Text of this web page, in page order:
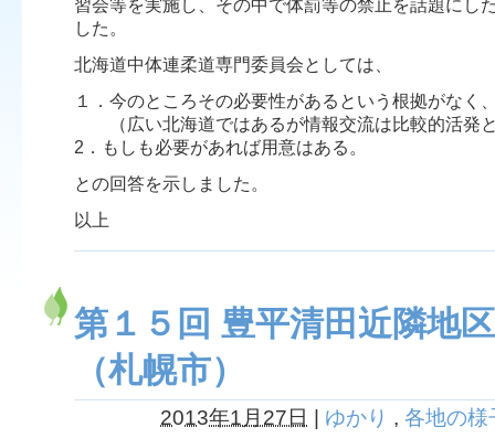
習会等を実施し、その中で体罰等の禁止を話題にし
した。
北海道中体連柔道専門委員会としては、
１．今のところその必要性があるという根拠がなく
（広い北海道ではあるが情報交流は比較的活発
2．もしも必要があれば用意はある。
との回答を示しました。
以上
第１５回 豊平清田近隣地
（札幌市）
2013年1月27日 | ゆかり , 各地の様